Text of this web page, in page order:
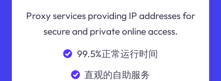
Proxy services providing IP addresses for
secure and private online access.
99.5%正常运行时间
直观的自助服务